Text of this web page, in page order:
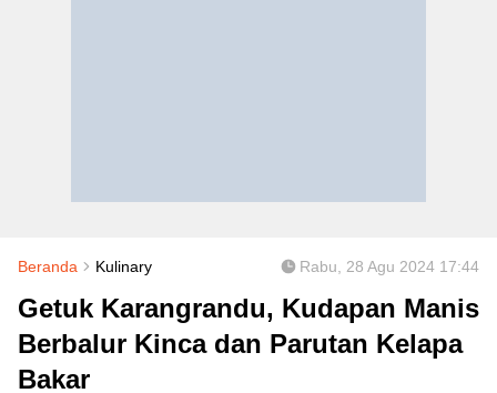
Beranda Kulinary Rabu, 28 Agu 2024 17:44
Getuk Karangrandu, Kudapan Manis
Berbalur Kinca dan Parutan Kelapa
Bakar